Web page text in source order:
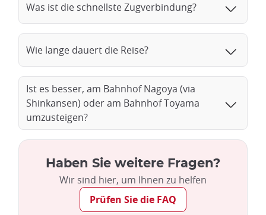
Was ist die schnellste Zugverbindung?
Wie lange dauert die Reise?
Ist es besser, am Bahnhof Nagoya (via
Shinkansen) oder am Bahnhof Toyama
umzusteigen?
Haben Sie weitere Fragen?
Wir sind hier, um Ihnen zu helfen
Prüfen Sie die FAQ